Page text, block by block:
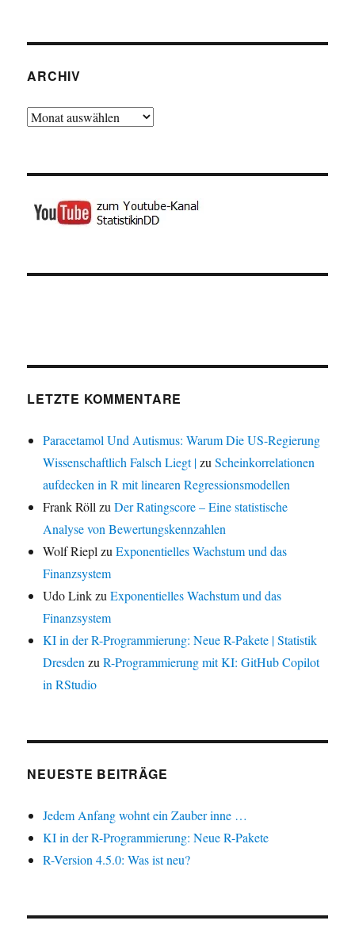
ARCHIV
Archiv
LETZTE KOMMENTARE
Paracetamol Und Autismus: Warum Die US-Regierung
Wissenschaftlich Falsch Liegt |zuScheinkorrelationen
aufdecken in R mit linearen Regressionsmodellen
Frank Röll zuDer Ratingscore – Eine statistische
Analyse von Bewertungskennzahlen
Wolf Riepl zuExponentielles Wachstum und das
Finanzsystem
Udo LinkzuExponentielles Wachstum und das
Finanzsystem
KI in der R-Programmierung: Neue R-Pakete | Statistik
Dresden zuR-Programmierung mit KI: GitHub Copilot
in RStudio
NEUESTE BEITRÄGE
Jedem Anfang wohnt ein Zauber inne …
KI in der R-Programmierung: Neue R-Pakete
R-Version 4.5.0: Was ist neu?